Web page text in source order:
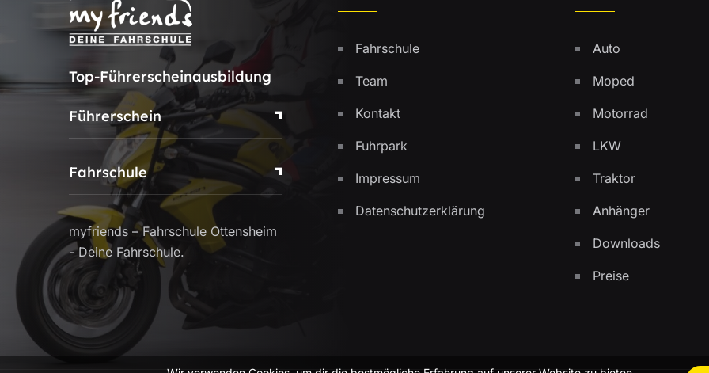
Top-Führerscheinausbildung
Führerschein
Fahrschule
myfriends – Fahrschule Ottensheim
- Deine Fahrschule.
Fahrschule
Team
Kontakt
Fuhrpark
Impressum
Datenschutzerklärung
Auto
Moped
Motorrad
LKW
Traktor
Anhänger
Downloads
Preise